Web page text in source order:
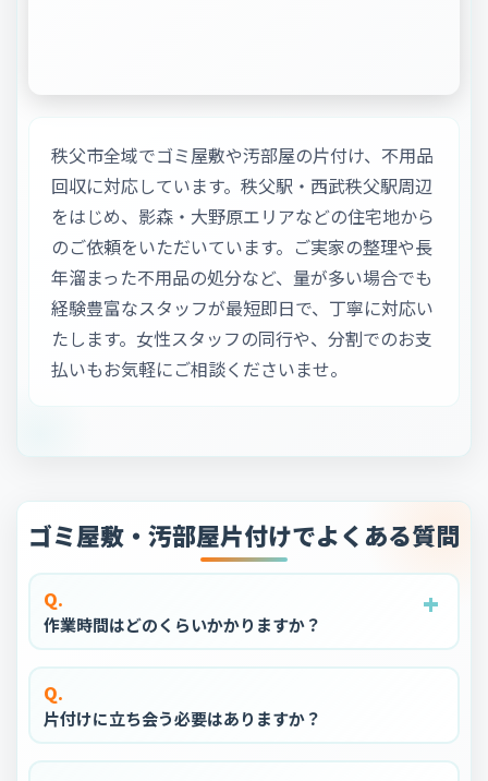
秩父市全域でゴミ屋敷や汚部屋の片付け、不用品
回収に対応しています。秩父駅・西武秩父駅周辺
をはじめ、影森・大野原エリアなどの住宅地から
のご依頼をいただいています。ご実家の整理や長
年溜まった不用品の処分など、量が多い場合でも
経験豊富なスタッフが最短即日で、丁寧に対応い
たします。女性スタッフの同行や、分割でのお支
払いもお気軽にご相談くださいませ。
ゴミ屋敷・汚部屋片付けでよくある質問
Q.
作業時間はどのくらいかかりますか？
+
Q.
片付けに立ち会う必要はありますか？
+
+
+
+